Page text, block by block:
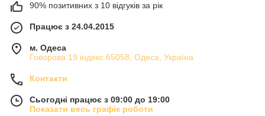
90% позитивних з 10 відгуків за рік
Працює з 24.04.2015
м. Одеса
Говорова 19 індекс 65058, Одеса, Україна
Контакти
Сьогодні працює з 09:00 до 19:00
Показати весь графік роботи